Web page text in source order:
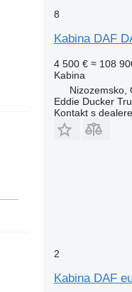
8
Kabina DAF
4 500 € ≈ 108
Kabina
Nizozemsko,
Eddie Ducker
Kontakt s
2
Kabina DAF